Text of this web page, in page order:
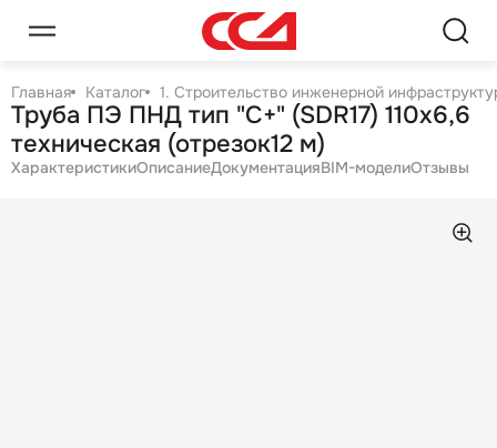
Главная Каталог 1. Строительство инженерной
Труба ПЭ ПНД тип "С+" (SDR17) 110х6,6
техническая (отрезок12 м)
ХарактеристикиОписаниеДокументацияBIM-моделиОтзывы